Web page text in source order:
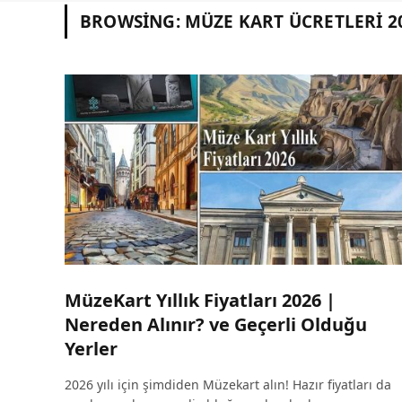
BROWSING: MÜZE KART ÜCRETLERI
MüzeKart Yıllık Fiyatları 2026 |
Nereden Alınır? ve Geçerli Olduğu
Yerler
2026 yılı için şimdiden Müzekart alın! Hazır fiyatları da